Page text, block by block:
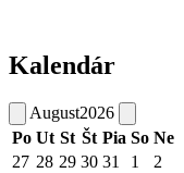
Kalendár
August2026
Po Ut St Št Pia So Ne
27 28 29 30 31 1
2